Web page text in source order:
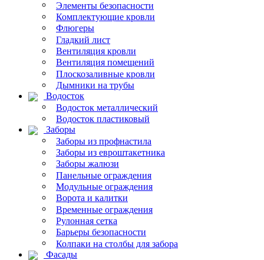
Элементы безопасности
Комплектующие кровли
Флюгеры
Гладкий лист
Вентиляция кровли
Вентиляция помещений
Плоскозаливные кровли
Дымники на трубы
Водосток
Водосток металлический
Водосток пластиковый
Заборы
Заборы из профнастила
Заборы из евроштакетника
Заборы жалюзи
Панельные ограждения
Модульные ограждения
Ворота и калитки
Временные ограждения
Рулонная сетка
Барьеры безопасности
Колпаки на столбы для забора
Фасады